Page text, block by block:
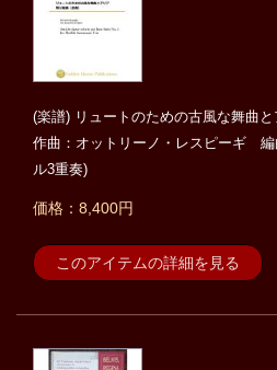
(楽譜) リュートのための古風な舞曲
作曲：オットリーノ・レスピーギ
ル3重奏)
価格：8,400円
このアイテムの詳細を見る